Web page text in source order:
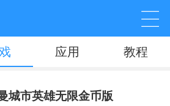
应用 教程
城市英雄无限金币版